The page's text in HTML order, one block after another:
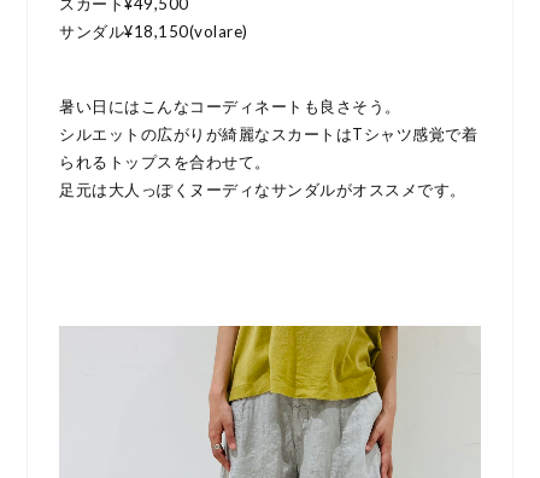
サンダル¥18,150(volare)
暑い日にはこんなコーディネートも良さそう。
シルエットの広がりが綺麗なスカートはTシャツ感覚で着
られるトップスを合わせて。
足元は大人っぽくヌーディなサンダルがオススメです。